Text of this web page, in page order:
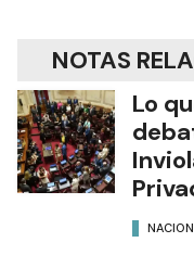
NOTAS
Lo